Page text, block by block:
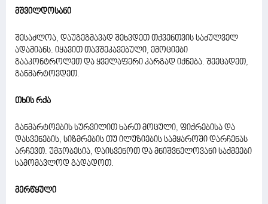
მშვილდოსანი
შესაძლოა, დაუგეგმავად შეხვდეთ თქვენთვის საძულველ
ადამიანს. იყავით თავშეკავებული, ემოციები
გააკონტროლეთ და ყველაფერი კარგად იქნება. შეეცადეთ,
განმარტოვდეთ.
თხის რქა
განმარტოების სურვილით ხართ მოცული, ფიქრებისა და
დასვენების, სიზმრების თუ ილუზიების სამყაროში დარჩენას
არჩევთ. უმჯობესია, დაისვენოთ და მნიშვნელოვანი საქმეები
სამომავლოდ გადადოთ.
მერწყული